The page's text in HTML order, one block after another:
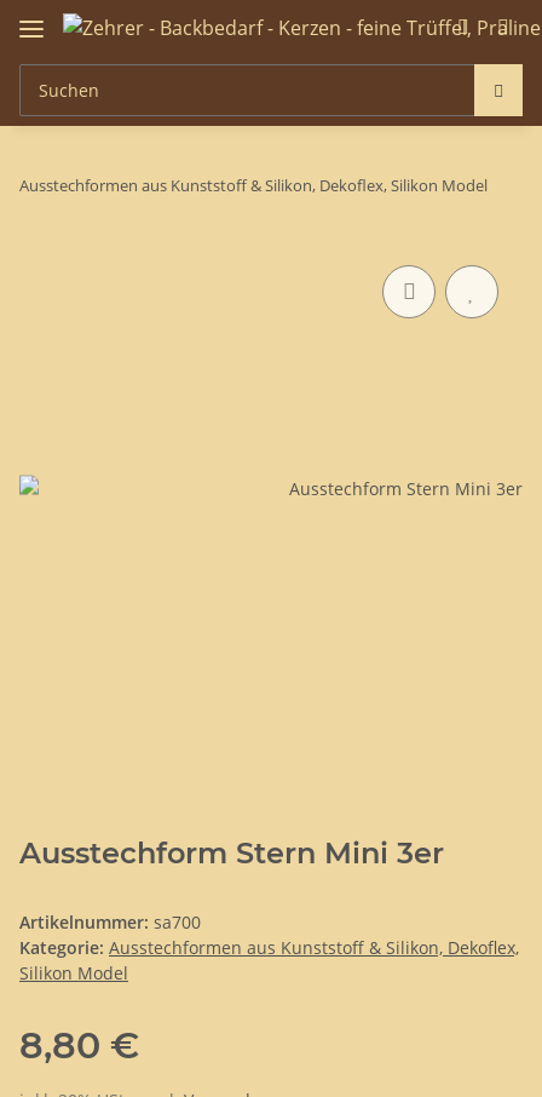
Ausstechformen aus Kunststoff & Silikon, Dekoflex, Silikon Model
Ausstechform Stern Mini 3er
Artikelnummer: sa700
Kategorie: Ausstechformen aus Kunststoff & Silikon, Dekoflex,
Silikon Model
8,80 €